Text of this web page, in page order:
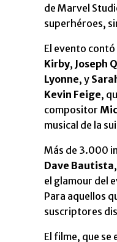
de Marvel
superhéroes,
El evento
Kirby, Joseph
Lyonne, y
Kevin Feige,
compositor
musical de la
Más de 3.000
Dave Bautista,
el glamour del
Para aquellos
suscriptores
El filme, que se